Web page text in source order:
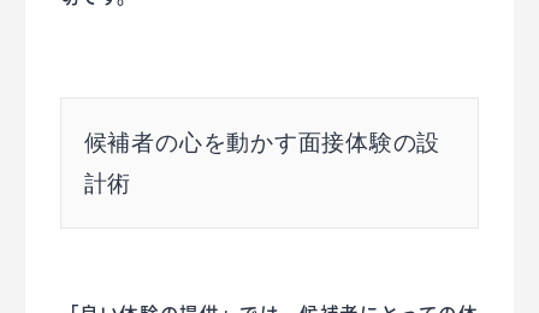
候補者の心を動かす面接体験の設
計術